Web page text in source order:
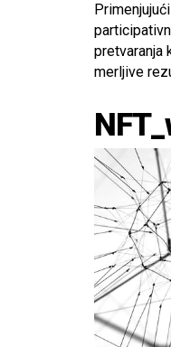
pretvaranja
merljive